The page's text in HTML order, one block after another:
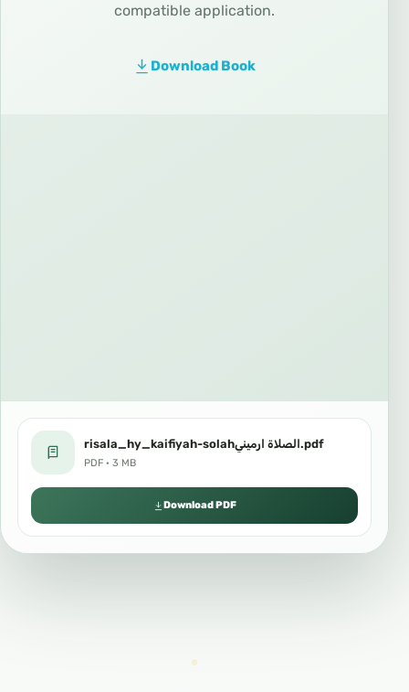
compatible application.
Download Book
risala_hy_kaifiyah-solahالصلاة ارميني.pdf
PDF · 3 MB
Download PDF